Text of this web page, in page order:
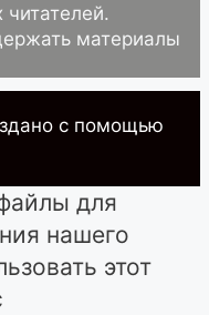
материалы
с помощью
для
нашего
этот